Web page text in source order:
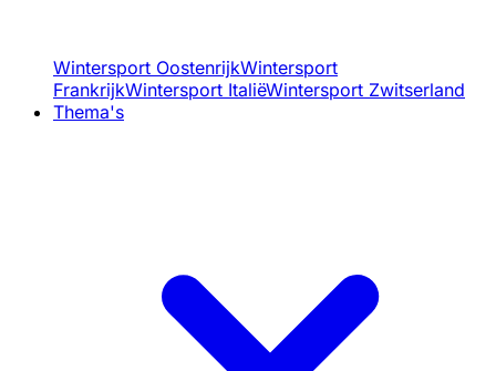
Wintersport OostenrijkWintersport
FrankrijkWintersport ItaliëWintersport Zwitserland
Thema's